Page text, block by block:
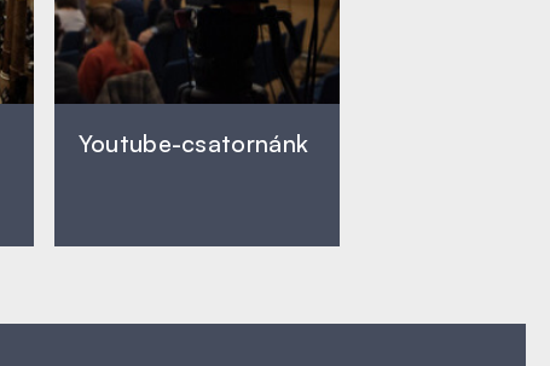
Youtube-csatornánk